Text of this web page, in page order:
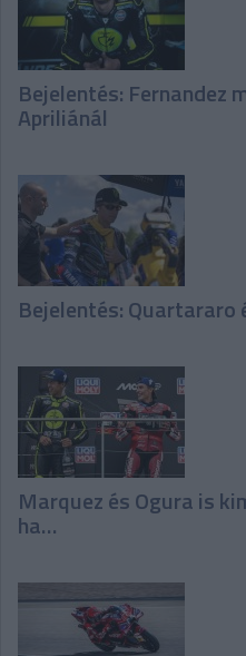
Bejelentés: Fernandez
Apriliánál
Bejelentés: Quartararo
Marquez és Ogura is
ha…